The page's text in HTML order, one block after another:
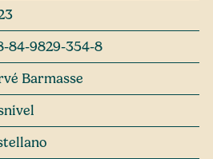
84-9829-354-8
Barmasse